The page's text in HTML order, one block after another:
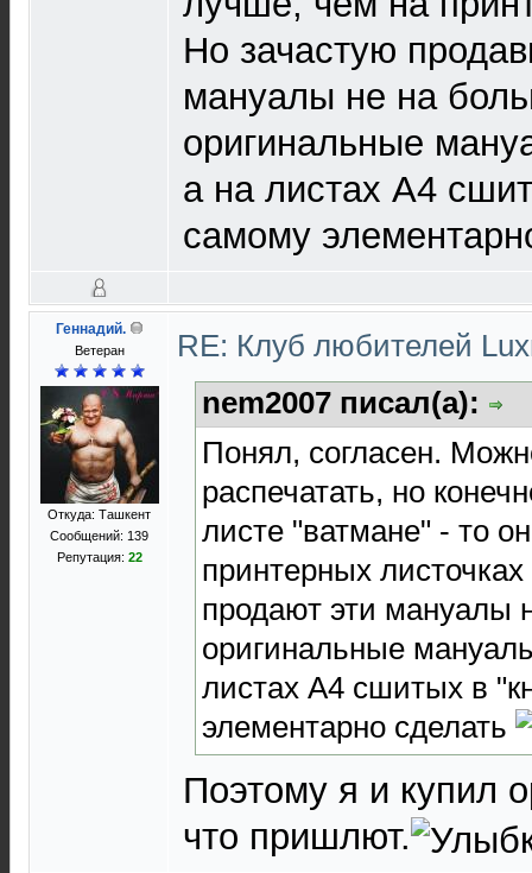
Но зачастую
мануалы не на
оригинальные
а на листах А4
самому
Геннадий.
Ветеран
Откуда: Ташкент
Сообщений: 139
Репутация: 22
RE: Клуб любителей
nem2007 писал(а):
Понял, согласен.
распечатать, но
листе "ватмане" - то
принтерных
продают эти мануалы
оригинальные
листах А4 сшитых в
элементарно сделать
Поэтому я и купил
что пришлют.